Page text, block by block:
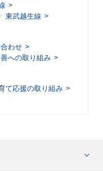
東武越生線
わせ
への取り組み
て応援の取り組み